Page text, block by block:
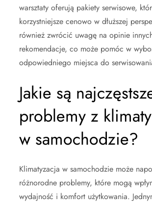
warsztaty oferują pakiety serwisowe,
korzystniejsze cenowo w dłuższej
również zwrócić uwagę na opinie
rekomendacje, co może pomóc w
odpowiedniego miejsca do
Jakie są
problemy z
w samochodzie?
Klimatyzacja w samochodzie może
różnorodne problemy, które mogą
wydajność i komfort użytkowania.